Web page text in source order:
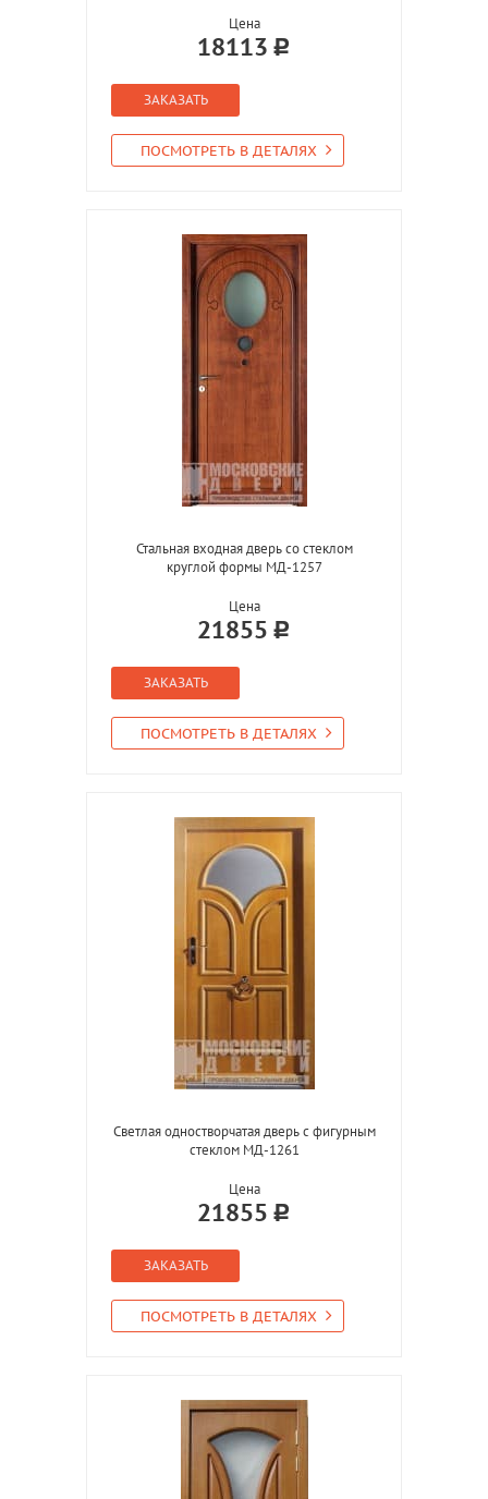
Цена
18113
ЗАКАЗАТЬ
ПОСМОТРЕТЬ В ДЕТАЛЯХ
Стальная входная дверь со стеклом
круглой формы МД-1257
Цена
21855
ЗАКАЗАТЬ
ПОСМОТРЕТЬ В ДЕТАЛЯХ
Светлая одностворчатая дверь с фигурным
стеклом МД-1261
Цена
21855
ЗАКАЗАТЬ
ПОСМОТРЕТЬ В ДЕТАЛЯХ